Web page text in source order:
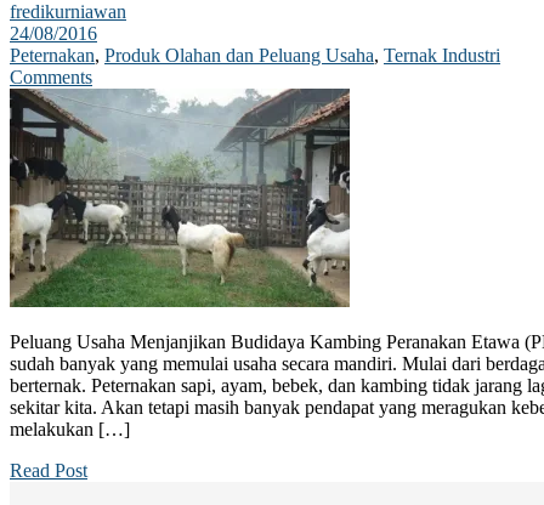
fredikurniawan
24/08/2016
Peternakan, Produk Olahan dan Peluang Usaha, Ternak Industri
Comments
Peluang Usaha Menjanjikan Budidaya Kambing Peranakan Etawa
sudah banyak yang memulai usaha secara mandiri. Mulai dari
berternak. Peternakan sapi, ayam, bebek, dan kambing tidak jarang
sekitar kita. Akan tetapi masih banyak pendapat yang meragukan
melakukan […]
Read Post